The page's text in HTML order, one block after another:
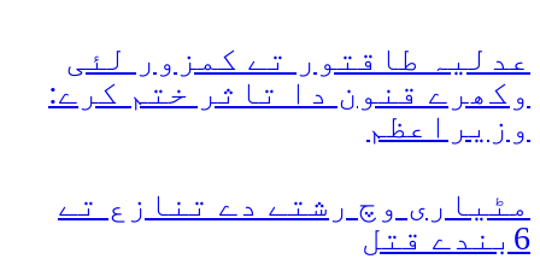
عدلیہ طاقتور تے کمزور لئی
وکھرے قنون دا تاثر ختم کرے:
وزیراعظم
مٹیاری وچ رشتے دے تنازع تے
6بندے قتل